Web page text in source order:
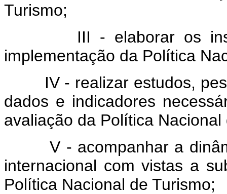
Turismo;
III - elaborar os
implementação da Política
IV - realizar estudos,
dados e indicadores
avaliação da Política Nacional
V - acompanhar a
internacional com vistas a
Política Nacional de Turismo;